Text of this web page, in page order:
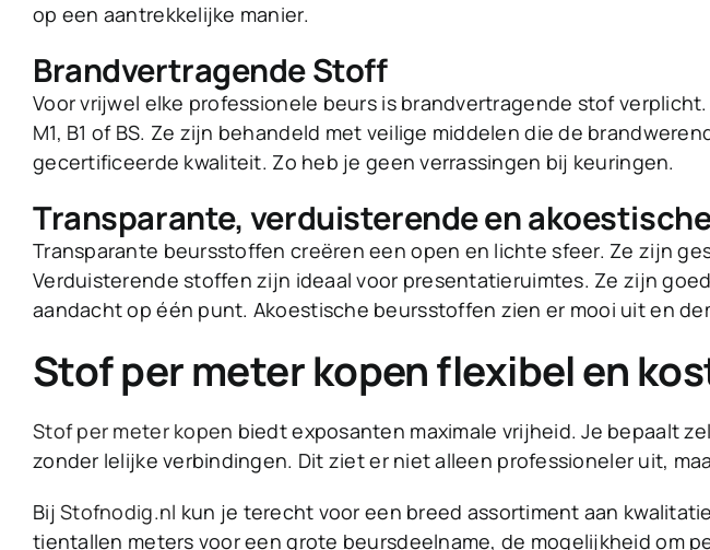
op een aantrekkelijke manier.
Brandvertragende Stoff
Voor vrijwel elke professionele beurs is brandvertragende stof
M1, B1 of BS. Ze zijn behandeld met veilige middelen die de
gecertificeerde kwaliteit. Zo heb je geen verrassingen bij keuringen.
Transparante, verduisterende en
Transparante beursstoffen creëren een open en lichte sfeer. Ze zijn
Verduisterende stoffen zijn ideaal voor presentatieruimtes. Ze zijn
aandacht op één punt. Akoestische beursstoffen zien er mooi uit en
Stof per meter kopen flexibel en
Stof per meter kopen biedt exposanten maximale vrijheid. Je bepaalt
zonder lelijke verbindingen. Dit ziet er niet alleen professioneler uit,
Bij Stofnodig.nl kun je terecht voor een breed assortiment aan
tientallen meters voor een grote beursdeelname, de mogelijkheid om